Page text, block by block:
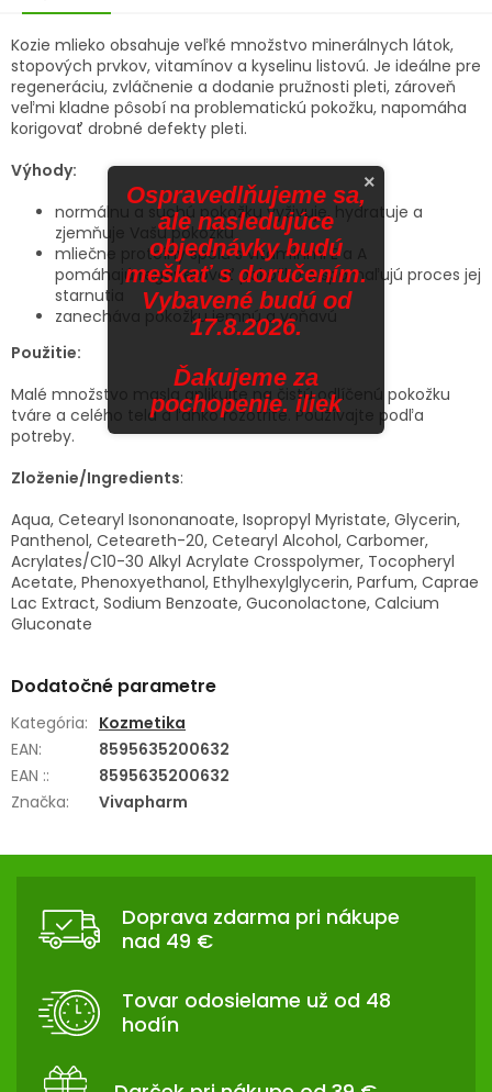
Kozie mlieko obsahuje veľké množstvo minerálnych látok,
stopových prvkov, vitamínov a kyselinu listovú. Je ideálne pre
regeneráciu, zvláčnenie a dodanie pružnosti pleti, zároveň
veľmi kladne pôsobí na problematickú pokožku, napomáha
korigovať drobné defekty pleti.
Výhody:
normálnu a suchú pokožku vyživuje, hydratuje a
zjemňuje Vašu pokožku
mliečne proteíny spolu s vitamínmi E a A
pomáhajú regenerovať pokožku a spomaľujú proces jej
starnutia
zanecháva pokožku jemnú a voňavú
Použitie:
Malé množstvo masla aplikujte na čistú odlíčenú pokožku
tváre a celého tela a ľahko rozotrite. Používajte podľa
potreby.
Zloženie/Ingredients:
Aqua, Cetearyl Isononanoate, Isopropyl Myristate, Glycerin,
Panthenol, Ceteareth-20, Cetearyl Alcohol, Carbomer,
Acrylates/C10-30 Alkyl Acrylate Crosspolymer, Tocopheryl
Acetate, Phenoxyethanol, Ethylhexylglycerin, Parfum, Caprae
Lac Extract, Sodium Benzoate, Guconolactone, Calcium
Gluconate
Dodatočné parametre
Kategória: Kozmetika
EAN:
8595635200632
EAN ::
8595635200632
Značka: Vivapharm
Z
Doprava zdarma pri nákupe
nad 49 €
Tovar odosielame už od 48
hodín
×
Ospravedlňujeme sa,
ale nasledujúce
objednávky budú
meškať s doručením.
Vybavené budú od
17.8.2026.
Ďakujeme za
pochopenie. iliek